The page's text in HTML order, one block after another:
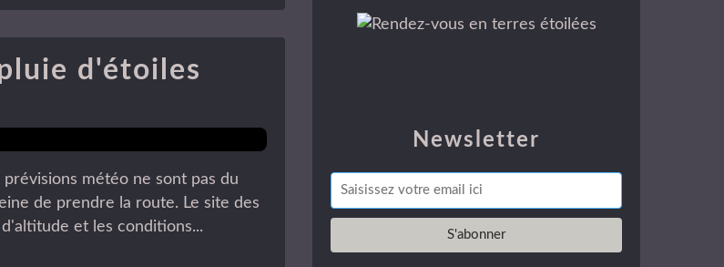
d'étoiles
météo ne sont pas du
de prendre la route. Le site des
et les conditions...
Newsletter